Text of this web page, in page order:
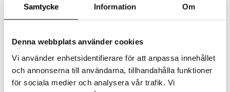
Samtycke Information Om
Denna webbplats använder cookies
Vi använder enhetsidentifierare för att anpassa innehållet
och annonserna till användarna, tillhandahålla funktioner
för sociala medier och analysera vår trafik. Vi
sekä antamaan keholle uutta energiaa.
vuoden. br>
Gerimax on yksi Euroopan johtavia gingseng-tuotteita ja
lisäksi Pohjoismaiden markkinajohtaja. Se on virkistävä gingsengiin
perustuva energiavalmiste, joka edistää henkistä ja fyysistä
Annostus
Aikuiset ja yli 12-vuotiaat lapset: Yksi tabletti päivässä aterian